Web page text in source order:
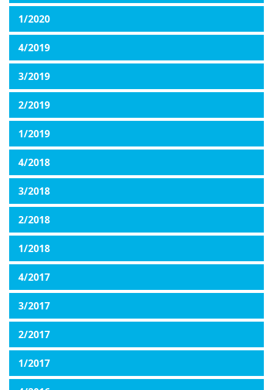
1/2020
4/2019
3/2019
2/2019
1/2019
4/2018
3/2018
2/2018
1/2018
4/2017
3/2017
2/2017
1/2017